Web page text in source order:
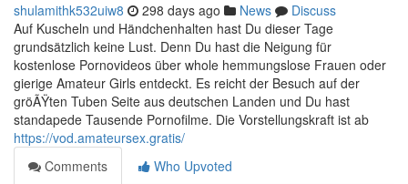
shulamithk532uiw8 298 days ago News
Discuss
Auf Kuscheln und Händchenhalten hast Du dieser Tage
grundsätzlich keine Lust. Denn Du hast die Neigung für
kostenlose Pornovideos über whole hemmungslose Frauen oder
gierige Amateur Girls entdeckt. Es reicht der Besuch auf der
gröÃŸten Tuben Seite aus deutschen Landen und Du hast
standapede Tausende Pornofilme. Die Vorstellungskraft ist ab
https://vod.amateursex.gratis/
Comments
Who Upvoted